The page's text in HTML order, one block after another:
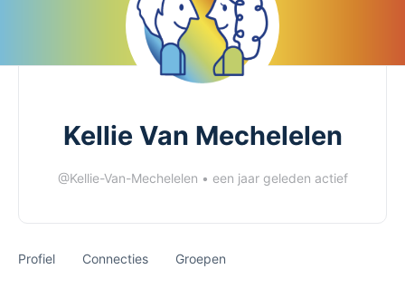
Kellie Van Mechelelen
@Kellie-Van-Mechelelen • een jaar geleden actief
Profiel Connecties Groepen